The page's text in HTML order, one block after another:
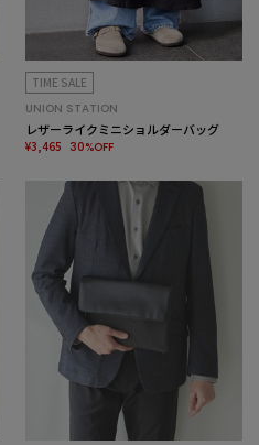
TIME SALE
UNION STATION
レザーライクミニショルダーバッグ
¥3,465 30%OFF